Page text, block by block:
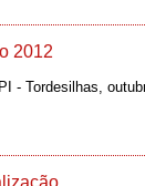
2012
- Tordesilhas,